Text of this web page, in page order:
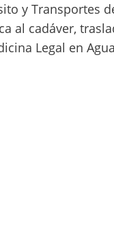
y Transportes
al cadáver,
Legal en